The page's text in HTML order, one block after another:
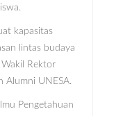
kapasitas
lintas budaya
Rektor
Alumni UNESA.
Pengetahuan